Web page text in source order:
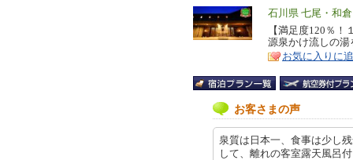
エ
リ
ア
石川県 七尾・和
特
徴
【満足度120％
源泉かけ流しの湯
お気に入りに
お客さまの声
泉質は日本一、食事は少し
して、離れの客室露天風呂